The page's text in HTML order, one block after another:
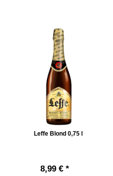
Leffe Blond 0,75 l
8,99 € *